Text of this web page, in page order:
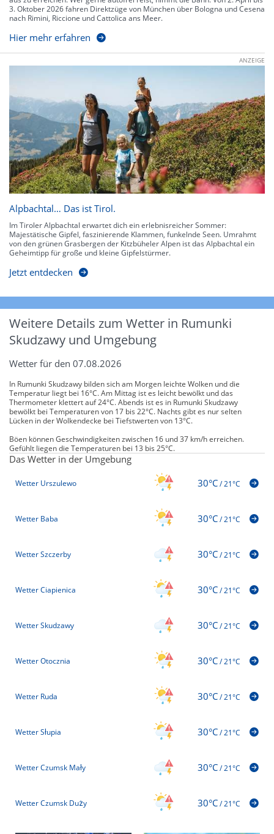
3. Oktober 2026 fahren Direktzüge von München über Bologna und Cesena
nach Rimini, Riccione und Cattolica ans Meer.
Hier mehr erfahren
ANZEIGE
Alpbachtal… Das ist Tirol.
Im Tiroler Alpbachtal erwartet dich ein erlebnisreicher Sommer:
Majestätische Gipfel, faszinierende Klammen, funkelnde Seen. Umrahmt
von den grünen Grasbergen der Kitzbüheler Alpen ist das Alpbachtal ein
Geheimtipp für große und kleine Gipfelstürmer.
Jetzt entdecken
Weitere Details zum Wetter in Rumunki
Skudzawy und Umgebung
Wetter für den 07.08.2026
In Rumunki Skudzawy bilden sich am Morgen leichte Wolken und die
Temperatur liegt bei 16°C. Am Mittag ist es leicht bewölkt und das
Thermometer klettert auf 24°C. Abends ist es in Rumunki Skudzawy
bewölkt bei Temperaturen von 17 bis 22°C. Nachts gibt es nur selten
Lücken in der Wolkendecke bei Tiefstwerten von 13°C.
Böen können Geschwindigkeiten zwischen 16 und 37 km/h erreichen.
Gefühlt liegen die Temperaturen bei 13 bis 25°C.
Das Wetter in der Umgebung
Wetter Urszulewo 30°C/21°C
Wetter Baba 30°C/21°C
Wetter Szczerby 30°C/21°C
Wetter Ciapienica 30°C/21°C
Wetter Skudzawy 30°C/21°C
Wetter Otocznia 30°C/21°C
Wetter Ruda 30°C/21°C
Wetter Słupia 30°C/21°C
Wetter Czumsk Mały 30°C/21°C
Wetter Czumsk Duży 30°C/21°C